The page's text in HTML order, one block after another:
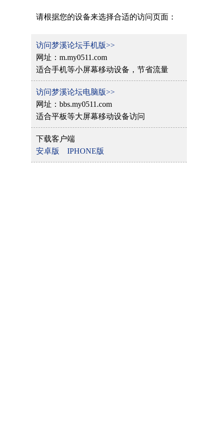
请根据您的设备来选择合适的访问页面：
访问梦溪论坛手机版>>
网址：m.my0511.com
适合手机等小屏幕移动设备，节省流量
访问梦溪论坛电脑版>>
网址：bbs.my0511.com
适合平板等大屏幕移动设备访问
下载客户端
安卓版
IPHONE版